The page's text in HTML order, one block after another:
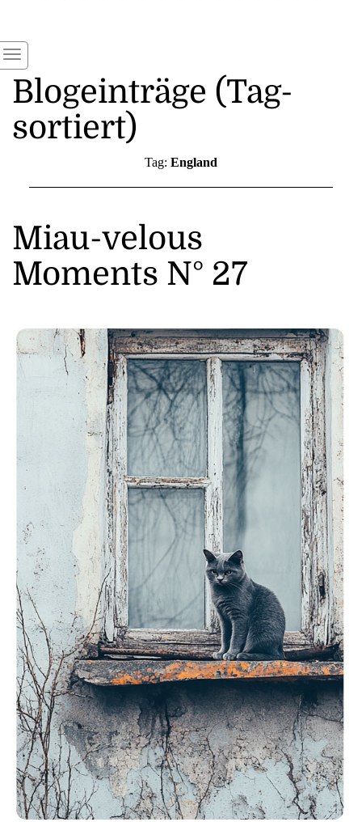
Blogeinträge (Tag-
sortiert)
Tag: England
Miau-velous
Moments N° 27